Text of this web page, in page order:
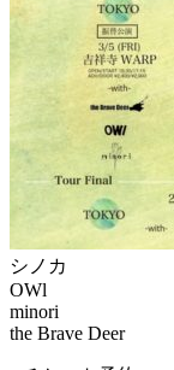
シノカ
OWl
minori
the Brave Deer